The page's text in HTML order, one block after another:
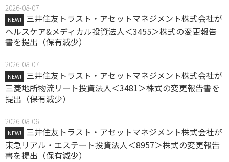
2026-08-07
NEW!
三井住友トラスト・アセットマネジメント株式会社が
ヘルスケア&メディカル投資法人＜3455＞株式の変更報告
書を提出（保有減少）
2026-08-07
NEW!
三井住友トラスト・アセットマネジメント株式会社が
三菱地所物流リート投資法人＜3481＞株式の変更報告書を
提出（保有減少）
2026-08-06
NEW!
三井住友トラスト・アセットマネジメント株式会社が
東急リアル・エステート投資法人＜8957＞株式の変更報告
書を提出（保有減少）